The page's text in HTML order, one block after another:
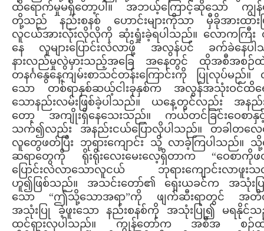
ထိရောက်မှုမရှိတော့ပါ။ အဘယ့်ကြောင့်ဆိုသော် ကျွန်
တို့သည် နည်းစနစ် ဟောင်းများကိုသာ မှီခိုအားထားပ
လူငယ်အားလုံးလိုလိုကို ဆုံးရှုံးခဲ့ရပါသည်။ လောကကြီ
နေ လူများပြောင်းလဲလာဖို့ အလွန်ပင် ခက်ခဲနေပါ
နားလည်မှုလွဲမှားသည့်အခြေ အနေတွင် ထိုအစီအစဉ်
တနင်္ဂနွေနေ့ကျမ်းစာသင်တန်းကြောင်းကို ပြုလုပ်မည်။
သော တစ်ရာနှစ်ဆယ့်ငါးခုနှစ်က အလွန်အသုံးဝင်ထိရ
သောနည်းလမ်းဖြစ်ခဲ့ပါသည်။ ယနေ့တွင်လည်း အနည်
တော့ အကျိုးရှိနေသေးသည်။ ကယ်တင်ခြင်းဝေစာနှ
သက်၍လည်း အနည်းငယ်ပြောလိုပါသည်။ တခါတလေ
လူတွေဖတ်ပြီး ဘုရားကျောင်း သို့ လာခဲ့ကြပါသည်။
ဆရာတွေကို ရိုးရိုးလေးမေးလေ့ရှိတာက “ဝေစာကိုဖတ်
ပြောင်းလဲလာသောလူငယ် ဘုရားကျောင်းလာဖူးသလ
ဟူ၍ဖြစ်သည်။ အသင်းတော်၏ ရှေးယခင်က အသုံးပြု
သော “ဤသို့သောအရာ”ကို ဖျက်ဆီးရာတွင် အ
အသုံးပြု ခဲ့ဖူးသော နည်းစနစ်ကို အသုံးပြု၍ မရနိုင်သ
ထင်ရှားလှပါသည်။ ကျွန်တော်က အစီအ စဉ်